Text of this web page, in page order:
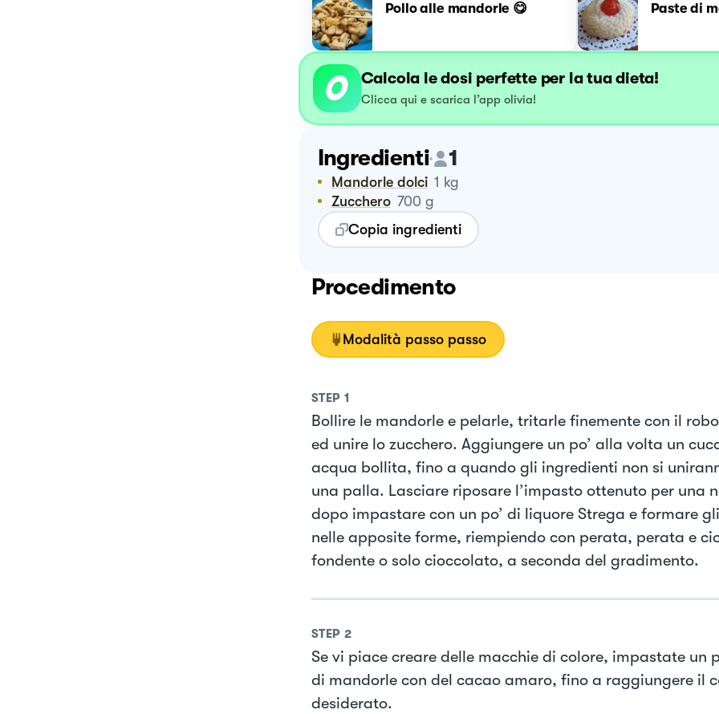
Pollo alle mandorle 😋 Paste di
Calcola le dosi perfette per la tua dieta!
Clicca qui e scarica l’app olivia!
Ingredienti 1
Mandorle dolci 1 kg
Zucchero 700 g
Copia ingredienti
Procedimento
Modalità passo passo
STEP 1
Bollire le mandorle e pelarle, tritarle finemente con il
ed unire lo zucchero. Aggiungere un po’ alla volta un
acqua bollita, fino a quando gli ingredienti non si
una palla. Lasciare riposare l’impasto ottenuto per una
dopo impastare con un po’ di liquore Strega e formare
nelle apposite forme, riempiendo con perata, perata e
fondente o solo cioccolato, a seconda del gradimento.
STEP 2
Se vi piace creare delle macchie di colore, impastate un
di mandorle con del cacao amaro, fino a raggiungere il
desiderato.